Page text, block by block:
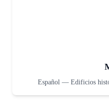
Español — Edificios